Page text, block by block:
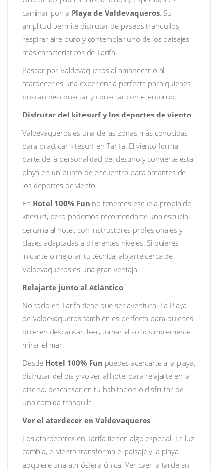
caminar por la Playa de Valdevaqueros. Su
amplitud permite disfrutar de paseos tranquilos,
respirar aire puro y contemplar uno de los paisajes
más característicos de Tarifa.
Pasear por Valdevaqueros al amanecer o al
atardecer es una experiencia perfecta para quienes
buscan desconectar y conectar con el entorno.
Disfrutar del kitesurf y los deportes de viento
Valdevaqueros es una de las zonas más conocidas
para practicar kitesurf en Tarifa. El viento forma
parte de la personalidad del destino y convierte esta
playa en un punto de encuentro para amantes de
los deportes de viento.
En Hotel 100% Fun no tenemos escuela propia de
kitesurf, pero podemos recomendarte una escuela
cercana al hotel, con instructores profesionales y
clases adaptadas a diferentes niveles. Si quieres
iniciarte o mejorar tu técnica, alojarte cerca de
Valdevaqueros es una gran ventaja.
Relajarte junto al Atlántico
No todo en Tarifa tiene que ser aventura. La Playa
de Valdevaqueros también es perfecta para quienes
quieren descansar, leer, tomar el sol o simplemente
mirar el mar.
Desde Hotel 100% Fun puedes acercarte a la playa,
disfrutar del día y volver al hotel para relajarte en la
piscina, descansar en tu habitación o disfrutar de
una comida tranquila.
Ver el atardecer en Valdevaqueros
Los atardeceres en Tarifa tienen algo especial. La luz
cambia, el viento transforma el paisaje y la playa
adquiere una atmósfera única. Ver caer la tarde en